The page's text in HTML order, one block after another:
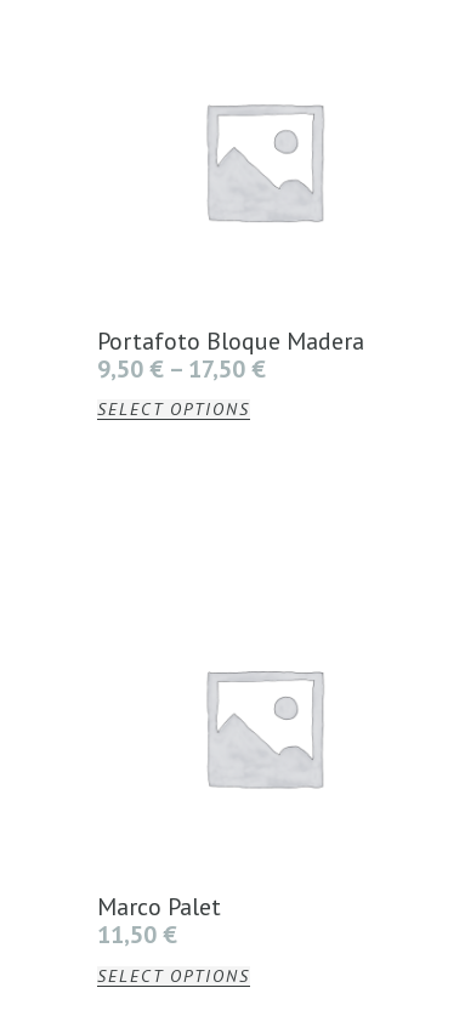
Portafoto Bloque Madera
9,50€ – 17,50€
SELECT OPTIONS
Marco Palet
11,50€
SELECT OPTIONS